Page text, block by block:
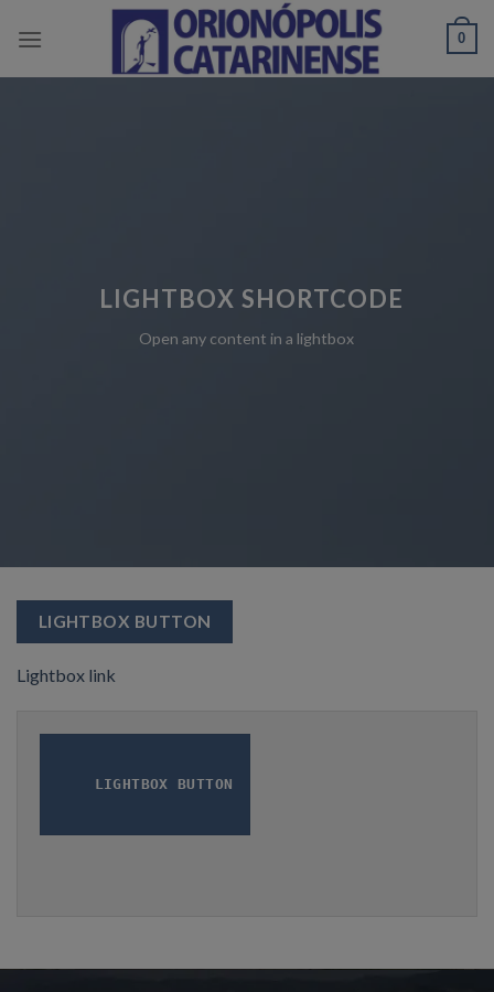
0
LIGHTBOX SHORTCODE
Open any content in a lightbox
LIGHTBOX BUTTON
Lightbox link
LIGHTBOX BUTTON